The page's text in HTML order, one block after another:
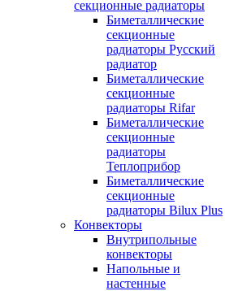
секционные радиаторы
Биметаллические
секционные
радиаторы Русский
радиатор
Биметаллические
секционные
радиаторы Rifar
Биметаллические
секционные
радиаторы
Теплоприбор
Биметаллические
секционные
радиаторы Bilux Plus
Конвекторы
Внутрипольные
конвекторы
Напольные и
настенные